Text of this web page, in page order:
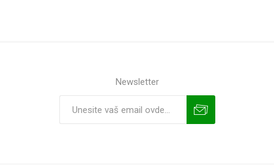
Newsletter